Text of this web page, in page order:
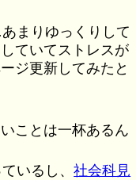
まりゆっくりして
ていてストレスが
ジ更新してみたと
ことは一杯あるん
いるし、社会科見